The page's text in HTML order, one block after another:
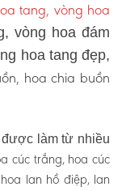
tang, vòng hoa
vòng hoa đám
hoa tang đẹp,
hoa chia buồn
được làm từ nhiều
cúc trắng, hoa cúc
lan hồ điệp, lan